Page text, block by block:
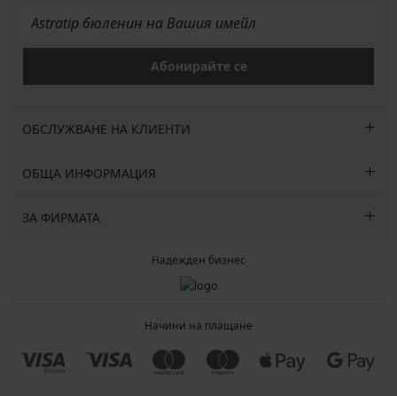
Абонирайте се
ОБСЛУЖВАНЕ НА КЛИЕНТИ
ОБЩА ИНФОРМАЦИЯ
ЗА ФИРМАТА
Надежден бизнес
Начини на плащане